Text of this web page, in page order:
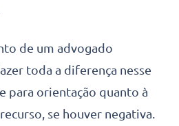
de um advogado
toda a diferença nesse
para orientação quanto à
se houver negativa.